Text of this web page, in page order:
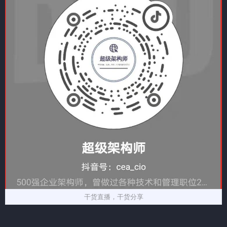
干货直播，干货分享